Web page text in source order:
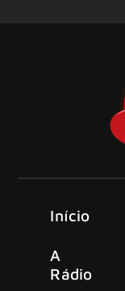
Início
A
Rádio